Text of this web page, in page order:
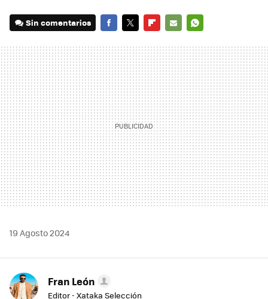
Sin comentarios
MAIL
19 Agosto 2024
Fran León
Editor - Xataka Selección